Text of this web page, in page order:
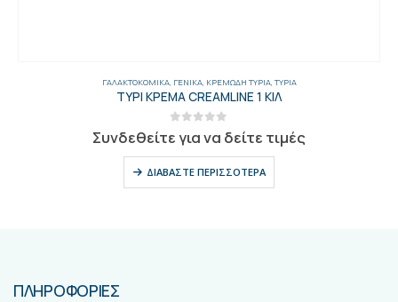
ΓΑΛΑΚΤΟΚΟΜΙΚΆ, ΓΕΝΙΚΑ, ΚΡΕΜΏΔΗ ΤΥΡΙΆ,ΤΥΡΙΆ
ΤΥΡΙ ΚΡΕΜΑ CREAMLINE 1 ΚΙΛ
out of 5
Συνδεθείτε για να δείτε τιμές
ΔΙΑΒΆΣΤΕ ΠΕΡΙΣΣΌΤΕΡΑ
ΠΛΗΡΟΦΟΡΙΕΣ